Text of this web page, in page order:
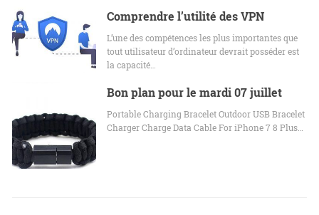
Comprendre l’utilité des VPN
L’une des compétences les plus importantes que
tout utilisateur d’ordinateur devrait posséder est
la capacité…
Bon plan pour le mardi 07 juillet
Portable Charging Bracelet Outdoor USB Bracelet
Charger Charge Data Cable For iPhone 7 8 Plus…